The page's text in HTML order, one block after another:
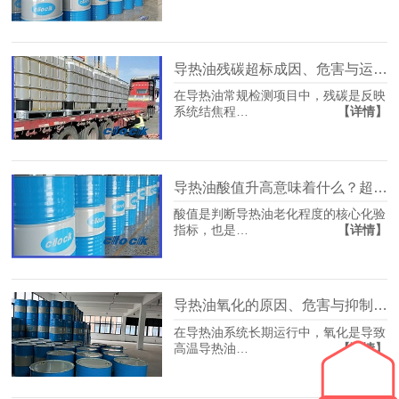
导热油残碳超标成因、危害与运维控制要点
在导热油常规检测项目中，残碳是反映
系统结焦程…
【详情】
酸值是判断导热油老化程度的核心化验
指标，也是…
【详情】
导热油氧化的原因、危害与抑制氧化的专业方法
在导热油系统长期运行中，氧化是导致
高温导热油…
【详情】